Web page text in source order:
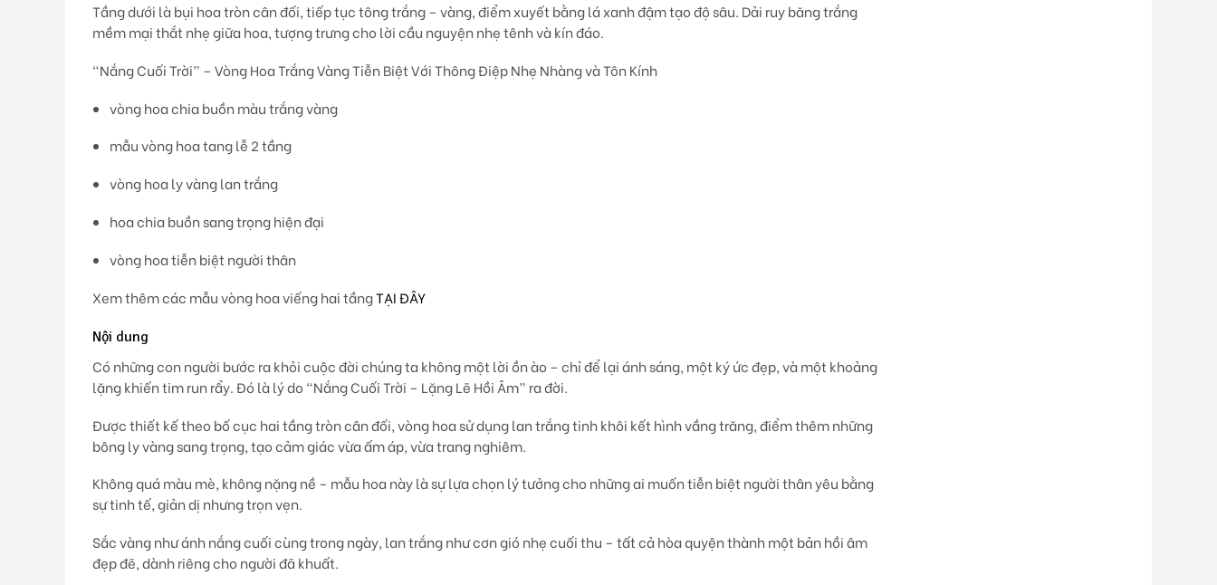
Tầng dưới là bụi hoa tròn cân đối, tiếp tục tông trắng – vàng, điểm xuyết bằng lá xanh đậm tạo độ sâu. Dải ruy băng trắng
mềm mại thắt nhẹ giữa hoa, tượng trưng cho lời cầu nguyện nhẹ tênh và kín đáo.
“Nắng Cuối Trời” – Vòng Hoa Trắng Vàng Tiễn Biệt Với Thông Điệp Nhẹ Nhàng và Tôn Kính
vòng hoa chia buồn màu trắng vàng
mẫu vòng hoa tang lễ 2 tầng
vòng hoa ly vàng lan trắng
hoa chia buồn sang trọng hiện đại
vòng hoa tiễn biệt người thân
Xem thêm các mẫu vòng hoa viếng hai tầngTẠI ĐÂY
Nội dung
Có những con người bước ra khỏi cuộc đời chúng ta không một lời ồn ào – chỉ để lại ánh sáng, một ký ức đẹp, và một khoảng
lặng khiến tim run rẩy. Đó là lý do “Nắng Cuối Trời – Lặng Lẽ Hồi Âm” ra đời.
Được thiết kế theo bố cục hai tầng tròn cân đối, vòng hoa sử dụnglan trắng tinh khôi kết hình vầng trăng, điểm thêm những
bông ly vàng sang trọng, tạo cảm giác vừa ấm áp, vừa trang nghiêm.
Không quá màu mè, không nặng nề – mẫu hoa này là sự lựa chọn lý tưởng cho những ai muốn tiễn biệt người thân yêu bằng
sự tinh tế, giản dị nhưng trọn vẹn.
Sắc vàng như ánh nắng cuối cùng trong ngày, lan trắng như cơn gió nhẹ cuối thu – tất cả hòa quyện thànhmột bản hồi âm
đẹp đẽ, dành riêng cho người đã khuất.